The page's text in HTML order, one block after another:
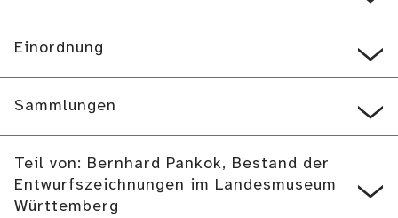
Einordnung
Sammlungen
Teil von: Bernhard Pankok, Bestand der
Entwurfszeichnungen im Landesmuseum
Württemberg